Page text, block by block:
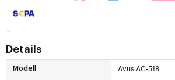
Details
Modell Avus AC-518